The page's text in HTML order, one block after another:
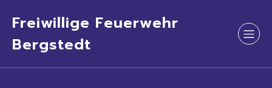
Freiwillige Feuerwehr
Bergstedt